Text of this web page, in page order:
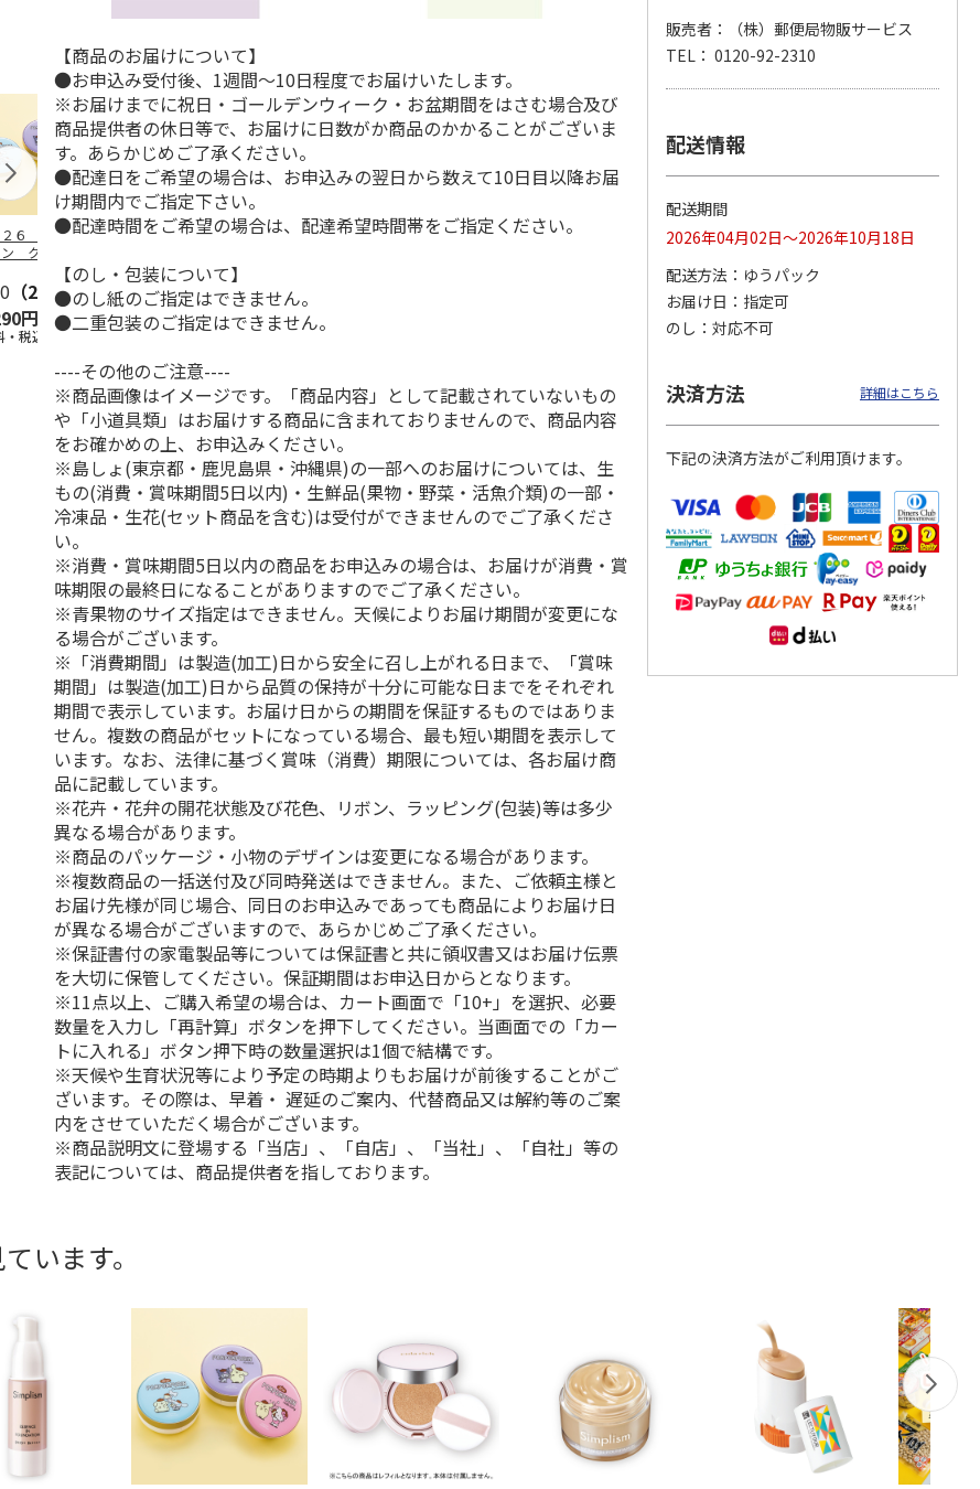
２６ ポムポム
クッション
ンデーション３
…
（2）
円
税込)
ハローキティ スキ
ト
5.0（4）
2,670円
(送料・税込)
〈ソロソロ〉パーフ
4.8
9,800円
(送料・税込)
ハローキティ クッ
２０２６ ポムポム
〈ソロソロ〉パーフ
２本
4.8 （12）
3,980円
(送料・税込)
〈ソロソロ〉アクア
【商品のお届けについて】
●お申込み受付後、1週間～10日程度でお届けいたします。
※お届けまでに祝日・ゴールデンウィーク・お盆期間をはさむ場合及び
商品提供者の休日等で、お届けに日数がか商品のかかることがございま
す。あらかじめご了承ください。
●配達日をご希望の場合は、お申込みの翌日から数えて10日目以降お届
け期間内でご指定下さい。
●配達時間をご希望の場合は、配達希望時間帯をご指定ください。
【のし・包装について】
●のし紙のご指定はできません。
●二重包装のご指定はできません。
----その他のご注意----
※商品画像はイメージです。「商品内容」として記載されていないもの
や「小道具類」はお届けする商品に含まれておりませんので、商品内容
をお確かめの上、お申込みください。
※島しょ(東京都・鹿児島県・沖縄県)の一部へのお届けについては、生
もの(消費・賞味期間5日以内)・生鮮品(果物・野菜・活魚介類)の一部・
冷凍品・生花(セット商品を含む)は受付ができませんのでご了承くださ
い。
※消費・賞味期間5日以内の商品をお申込みの場合は、お届けが消費・賞
味期限の最終日になることがありますのでご了承ください。
※青果物のサイズ指定はできません。天候によりお届け期間が変更にな
る場合がございます。
※「消費期間」は製造(加工)日から安全に召し上がれる日まで、「賞味
期間」は製造(加工)日から品質の保持が十分に可能な日までをそれぞれ
期間で表示しています。お届け日からの期間を保証するものではありま
せん。複数の商品がセットになっている場合、最も短い期間を表示して
います。なお、法律に基づく賞味（消費）期限については、各お届け商
品に記載しています。
※花卉・花弁の開花状態及び花色、リボン、ラッピング(包装)等は多少
異なる場合があります。
※商品のパッケージ・小物のデザインは変更になる場合があります。
※複数商品の一括送付及び同時発送はできません。また、ご依頼主様と
お届け先様が同じ場合、同日のお申込みであっても商品によりお届け日
が異なる場合がございますので、あらかじめご了承ください。
※保証書付の家電製品等については保証書と共に領収書又はお届け伝票
を大切に保管してください。保証期間はお申込日からとなります。
※11点以上、ご購入希望の場合は、カート画面で「10+」を選択、必要
数量を入力し「再計算」ボタンを押下してください。当画面での「カー
トに入れる」ボタン押下時の数量選択は1個で結構です。
※天候や生育状況等により予定の時期よりもお届けが前後することがご
ざいます。その際は、早着・ 遅延のご案内、代替商品又は解約等のご案
内をさせていただく場合がございます。
※商品説明文に登場する「当店」、「自店」、「当社」、「自社」等の
表記については、商品提供者を指しております。
販売者：（株）郵便局物販サービス
TEL： 0120-92-2310
配送情報
配送期間
2026年04月02日～2026年10月18日
配送方法
ゆうパック
お届け日
指定可
のし
対応不可
決済方法 詳細はこちら
下記の決済方法がご利用頂けます。
います。